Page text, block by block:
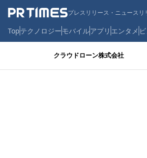
プレスリリース・ニュースリ
Topテクノロジーモバイルアプリ エンタメ
クラウドローン株式会社